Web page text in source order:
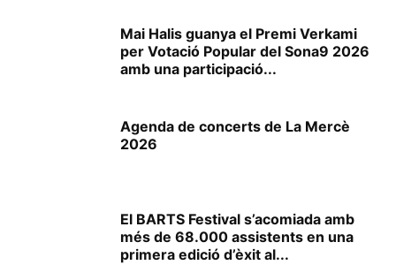
Mai Halis guanya el Premi Verkami
per Votació Popular del Sona9 2026
amb una participació...
Agenda de concerts de La Mercè
2026
El BARTS Festival s’acomiada amb
més de 68.000 assistents en una
primera edició d’èxit al...